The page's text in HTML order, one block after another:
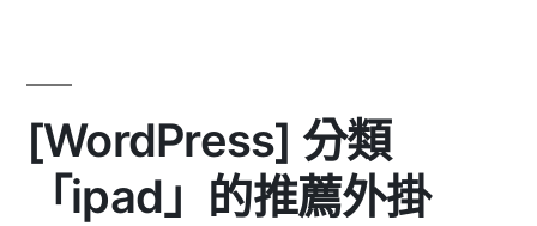
[WordPress] 分類
「ipad」的推薦外掛